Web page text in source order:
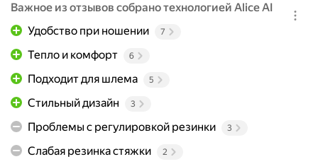
Важное из отзывов собрано технологией Alice AI
Удобство при ношении
7
Тепло и комфорт 6
Подходит для шлема 5
Стильный дизайн 3
Проблемы с регулировкой резинки 3
Слабая резинка стяжки 2